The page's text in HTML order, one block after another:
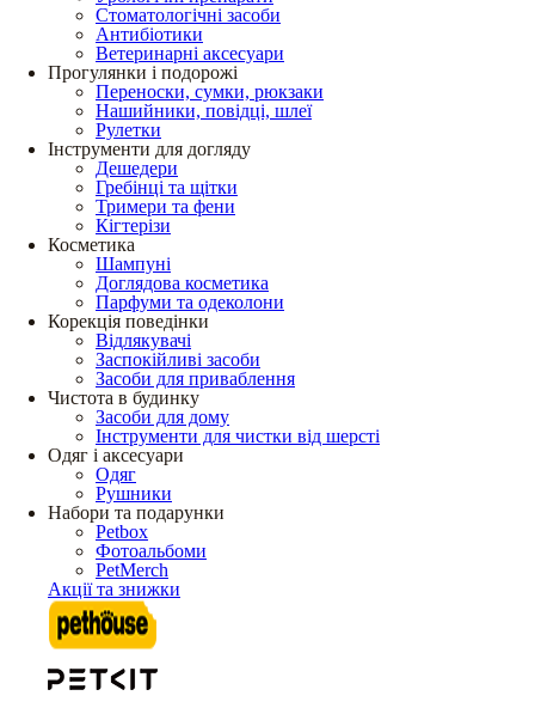
Стоматологічні засоби
Антибіотики
Ветеринарні аксесуари
Прогулянки і подорожі
Переноски, сумки, рюкзаки
Нашийники, повідці, шлеї
Рулетки
Інструменти для догляду
Дешедери
Гребінці та щітки
Тримери та фени
Кігтерізи
Косметика
Шампуні
Доглядова косметика
Парфуми та одеколони
Корекція поведінки
Відлякувачі
Заспокійливі засоби
Засоби для приваблення
Чистота в будинку
Засоби для дому
Інструменти для чистки від шерсті
Одяг і аксесуари
Одяг
Рушники
Набори та подарунки
Petbox
Фотоальбоми
PetMerch
Акції та знижки